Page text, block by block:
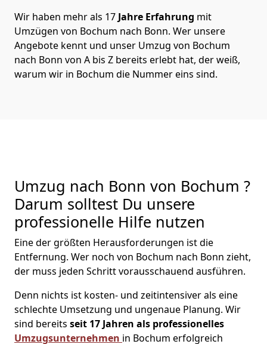
Wir haben mehr als 17 Jahre Erfahrung mit
Umzügen von Bochum nach Bonn. Wer unsere
Angebote kennt und unser Umzug von Bochum
nach Bonn von A bis Z bereits erlebt hat, der weiß,
warum wir in Bochum die Nummer eins sind.
Umzug nach Bonn von Bochum ?
Darum solltest Du unsere
professionelle Hilfe nutzen
Eine der größten Herausforderungen ist die
Entfernung. Wer noch von Bochum nach Bonn zieht,
der muss jeden Schritt vorausschauend ausführen.
Denn nichts ist kosten- und zeitintensiver als eine
schlechte Umsetzung und ungenaue Planung. Wir
sind bereits seit 17 Jahren als professionelles
Umzugsunternehmen in Bochum erfolgreich